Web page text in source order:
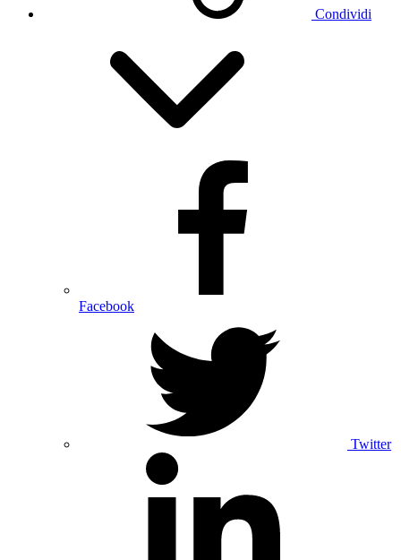
Condividi
Facebook
Twitter